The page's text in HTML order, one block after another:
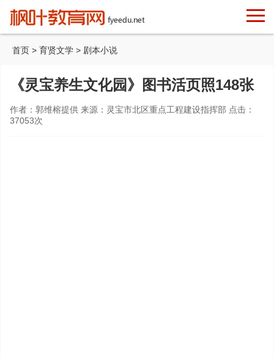
首页 > 育贤文学 > 剧本小说
《灵宝养生文化园》图书活页照148张
作者：郭维榕提供 来源：灵宝市北区重点工程建设指挥部 点击：
37053次